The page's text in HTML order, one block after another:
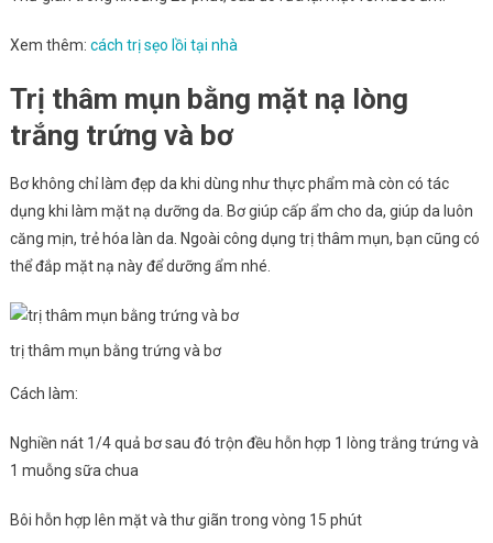
Xem thêm: cách trị sẹo lồi tại nhà
Trị thâm mụn bằng mặt nạ lòng
trắng trứng và bơ
Bơ không chỉ làm đẹp da khi dùng như thực phẩm mà còn có tác
dụng khi làm mặt nạ dưỡng da. Bơ giúp cấp ẩm cho da, giúp da luôn
căng mịn, trẻ hóa làn da. Ngoài công dụng trị thâm mụn, bạn cũng có
thể đắp mặt nạ này để dưỡng ẩm nhé.
trị thâm mụn bằng trứng và bơ
Cách làm:
Nghiền nát 1/4 quả bơ sau đó trộn đều hỗn hợp 1 lòng trắng trứng và
1 muỗng sữa chua
Bôi hỗn hợp lên mặt và thư giãn trong vòng 15 phút